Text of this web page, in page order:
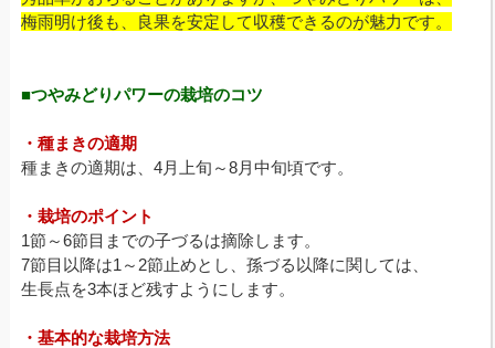
梅雨明け後も、良果を安定して収穫できるのが魅力です。
■つやみどりパワーの栽培のコツ
・種まきの適期
種まきの適期は、4月上旬～8月中旬頃です。
・栽培のポイント
1節～6節目までの子づるは摘除します。
7節目以降は1～2節止めとし、孫づる以降に関しては、
生長点を3本ほど残すようにします。
・基本的な栽培方法